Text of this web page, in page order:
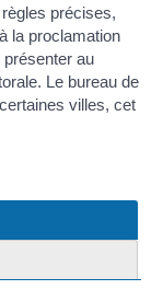
précises,
la proclamation
au
Le bureau de
villes, cet